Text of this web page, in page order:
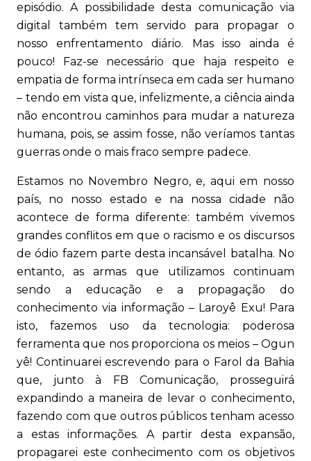
episódio. A possibilidade desta comunicação via
digital também tem servido para propagar o
nosso enfrentamento diário. Mas isso ainda é
pouco! Faz-se necessário que haja respeito e
empatia de forma intrínseca em cada ser humano
– tendo em vista que, infelizmente, a ciência ainda
não encontrou caminhos para mudar a natureza
humana, pois, se assim fosse, não veríamos tantas
guerras onde o mais fraco sempre padece.
Estamos no Novembro Negro, e, aqui em nosso
país, no nosso estado e na nossa cidade não
acontece de forma diferente: também vivemos
grandes conflitos em que o racismo e os discursos
de ódio fazem parte desta incansável batalha. No
entanto, as armas que utilizamos continuam
sendo a educação e a propagação do
conhecimento via informação – Laroyê Exu! Para
isto, fazemos uso da tecnologia: poderosa
ferramenta que nos proporciona os meios – Ogun
yê! Continuarei escrevendo para o Farol da Bahia
que, junto à FB Comunicação, prosseguirá
expandindo a maneira de levar o conhecimento,
fazendo com que outros públicos tenham acesso
a estas informações. A partir desta expansão,
propagarei este conhecimento com os objetivos